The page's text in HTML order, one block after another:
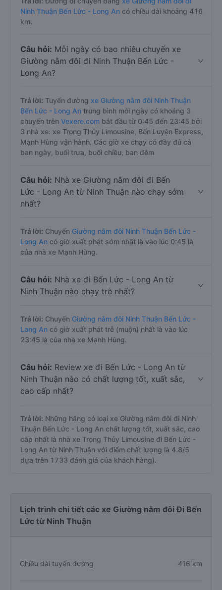
Ninh Thuận Bến Lức - Long An có chiều dài khoảng 416
km.
Câu hỏi: Mỗi ngày có bao nhiêu chuyến xe
Giường nằm đôi đi Ninh Thuận Bến Lức -
Long An?
Trả lời: Tuyến đường xe Giường nằm đôi Ninh Thuận
Bến Lức - Long An trung bình mỗi ngày có khoảng 3
chuyến trên Vexere.com bắt đầu từ 0:45 đến 23:45 bởi
3 nhà xe: xe Trọng Thủy Limousine, Bốn Luyện Express,
Mạnh Hùng vận hành. Các giờ xe chạy có đầy đủ cả
ban ngày, buổi trưa, buổi chiều, ban đêm
Câu hỏi: Nhà xe Giường nằm đôi đi Bến
Lức - Long An từ Ninh Thuận nào chạy sớm
nhất?
Trả lời: Chuyến Giường nằm đôi Ninh Thuận Bến Lức -
Long An có giờ xuất phát sớm nhất là vào lúc 0:45 là
của nhà xe Mạnh Hùng.
Câu hỏi: Nhà xe đi Bến Lức - Long An từ
Ninh Thuận nào chạy trễ nhất?
Trả lời: Chuyến Giường nằm đôi Ninh Thuận Bến Lức -
Long An có giờ xuất phát trễ (muộn) nhất là vào lúc
23:45 là của nhà xe Mạnh Hùng.
Câu hỏi: Review xe đi Bến Lức - Long An từ
Ninh Thuận nào có chất lượng tốt, xuất sắc,
cao cấp nhất?
Trả lời: Những hãng có loại xe Giường nằm đôi đi Ninh
Thuận Bến Lức - Long An chất lượng tốt, xuất sắc, cao
cấp nhất là nhà xe Trọng Thủy Limousine đi Bến Lức -
Long An từ Ninh Thuận với điểm chất lượng là 4.8/5
dựa trên 1733 đánh giá của khách hàng).
Lịch trình chi tiết các xe Giường nằm đôi Đi Bến
Lức từ Ninh Thuận
Chiều dài tuyến đường 416 km